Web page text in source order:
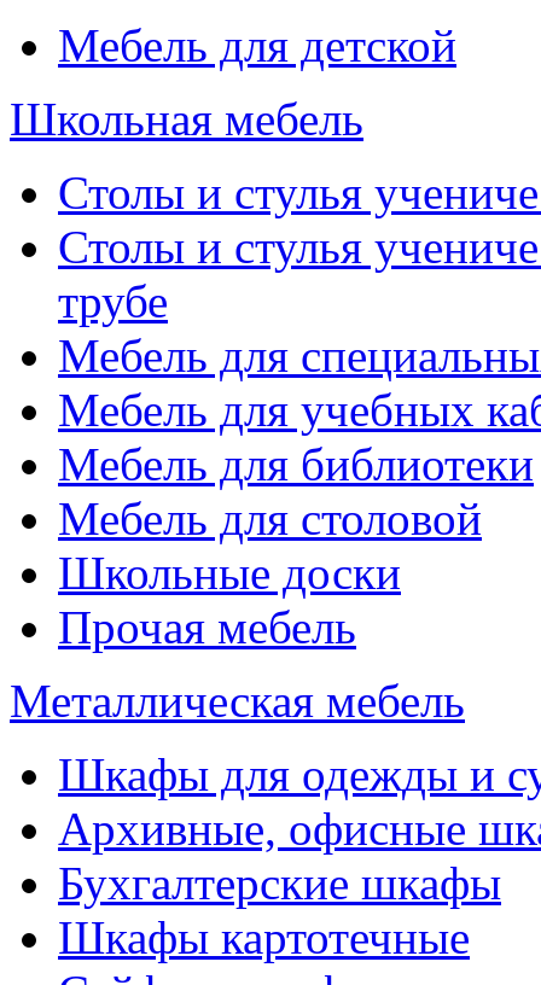
Мебель для детской
Школьная мебель
Столы и стулья
Столы и стулья
трубе
Мебель для
Мебель для учебных
Мебель для библиотеки
Мебель для столовой
Школьные доски
Прочая мебель
Металлическая мебель
Шкафы для одежды и
Архивные, офисные
Бухгалтерские шкафы
Шкафы картотечные